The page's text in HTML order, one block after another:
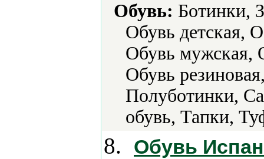
Обувь: Ботинки,
Обувь детская,
Обувь мужская,
Обувь
Полуботинки,
обувь, Тапки,
8. Обувь